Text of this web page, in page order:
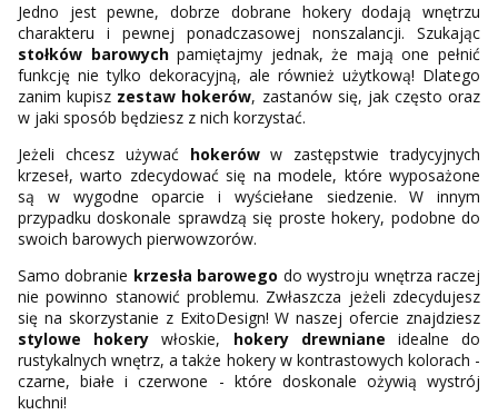
Jedno jest pewne, dobrze dobrane hokery dodają wnętrzu
charakteru i pewnej ponadczasowej nonszalancji. Szukając
stołków barowychpamiętajmy jednak, że mają one pełnić
funkcję nie tylko dekoracyjną, ale również użytkową! Dlatego
zanim kupisz zestaw hokerów, zastanów się, jak często oraz
w jaki sposób będziesz z nich korzystać.
Jeżeli chcesz używać hokeróww zastępstwie tradycyjnych
krzeseł, warto zdecydować się na modele, które wyposażone
są w wygodne oparcie i wyściełane siedzenie. W innym
przypadku doskonale sprawdzą się proste hokery, podobne do
swoich barowych pierwowzorów.
Samo dobranie krzesła barowego do wystroju wnętrza raczej
nie powinno stanowić problemu. Zwłaszcza jeżeli zdecydujesz
się na skorzystanie z ExitoDesign! W naszej ofercie znajdziesz
stylowe hokery włoskie, hokery drewniane idealne do
rustykalnych wnętrz, a także hokery w kontrastowych kolorach -
czarne, białe i czerwone - które doskonale ożywią wystrój
kuchni!